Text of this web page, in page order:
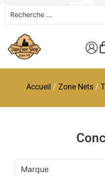
Accueil / Zone Nets /
Marque